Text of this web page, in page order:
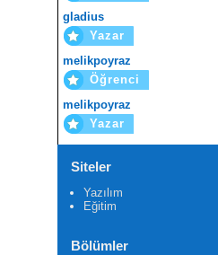
gladius
Yazar
melikpoyraz
Öğrenci
melikpoyraz
Yazar
Siteler
Yazılım
Eğitim
Bölümler